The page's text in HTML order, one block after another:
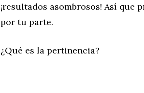
¡resultados asombrosos! Así que
por tu parte.
¿Qué es la pertinencia?